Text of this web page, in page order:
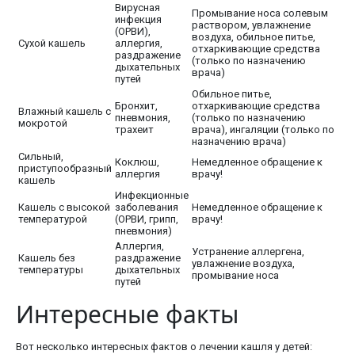
Сухой кашель
Вирусная
инфекция
(ОРВИ),
аллергия,
раздражение
дыхательных
путей
Промывание носа солевым
раствором, увлажнение
воздуха, обильное питье,
отхаркивающие средства
(только по назначению
врача)
Влажный кашель с
мокротой
Бронхит,
пневмония,
трахеит
Обильное питье,
отхаркивающие средства
(только по назначению
врача), ингаляции (только по
назначению врача)
Сильный,
приступообразный
кашель
Коклюш,
аллергия
Немедленное обращение к
врачу!
Кашель с высокой
температурой
Инфекционные
заболевания
(ОРВИ, грипп,
пневмония)
Немедленное обращение к
врачу!
Кашель без
температуры
Аллергия,
раздражение
дыхательных
путей
Устранение аллергена,
увлажнение воздуха,
промывание носа
Интересные факты
Вот несколько интересных фактов о лечении кашля у детей: